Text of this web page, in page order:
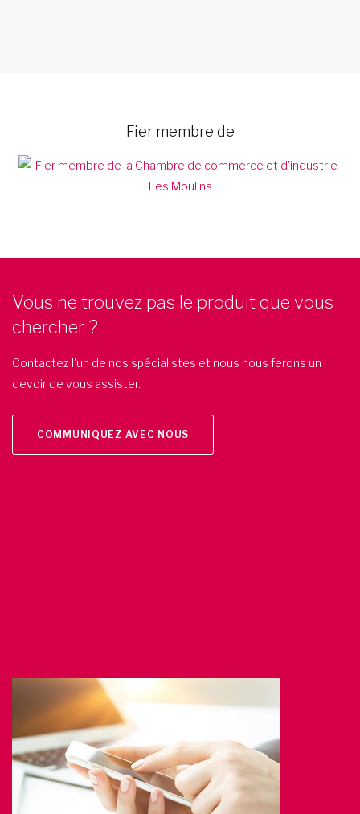
Fier membre de
Vous ne trouvez pas le produit que vous
chercher ?
Contactez l'un de nos spécialistes et nous nous ferons un
devoir de vous assister.
COMMUNIQUEZ AVEC NOUS